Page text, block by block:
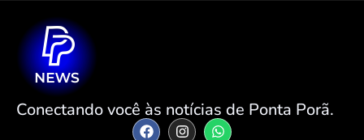
Conectando você às notícias de Ponta Porã.